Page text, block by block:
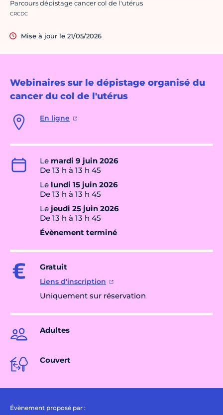
Webinaires sur le dépistage organisé du
cancer du col de l'utérus
En ligne
Le mardi 9 juin 2026
De 13 h à 13 h 45
Le lundi 15 juin 2026
De 13 h à 13 h 45
Le jeudi 25 juin 2026
De 13 h à 13 h 45
Évènement terminé
Gratuit
Liens d'inscription
Uniquement sur réservation
Adultes
Couvert
Évènement proposé par :
Parcours dépistage cancer col de l'utérus
Crédit photo :
CRCDC
Mise à jour le 21/05/2026